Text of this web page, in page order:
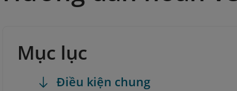
Mục lục
Điều kiện chung